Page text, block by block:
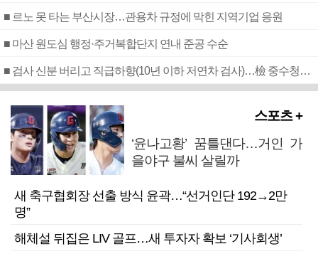
■ 르노 못 타는 부산시장…관용차 규정에 막힌 지역기업 응원
■ 마산 원도심 행정·주거복합단지 연내 준공 수순
■ 검사 신분 버리고 직급하향(10년 이하 저연차 검사)…檢 중수청행 기피
스포츠 +
‘윤나고황’ 꿈틀댄다…거인 가
을야구 불씨 살릴까
새 축구협회장 선출 방식 윤곽…“선거인단 192→2만
명”
해체설 뒤집은 LIV 골프…새 투자자 확보 ‘기사회생’